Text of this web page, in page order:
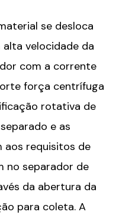
se desloca
alta velocidade da
com a corrente
força centrífuga
rotativa de
e as
aos requisitos de
no separador de
da abertura da
para coleta. A